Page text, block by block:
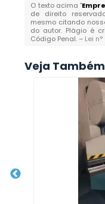
O texto acima "
de direito
mesmo citando
do autor. Plágio é
Código Penal. – Lei
Veja Também